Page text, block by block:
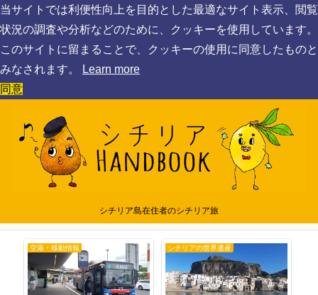
当サイトでは利便性向上を目的とした最適なサイト表示、閲覧
状況の調査や分析などのために、クッキーを使用しています。
このサイトに留まることで、クッキーの使用に同意したものと
みなされます。
Learn more
同意
シチリア島在住者のシチリア旅
空港・移動情報 シチリアの世界遺産